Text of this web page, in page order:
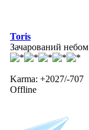
Toris
Зачарований небом
Karma: +2027/-707
Offline